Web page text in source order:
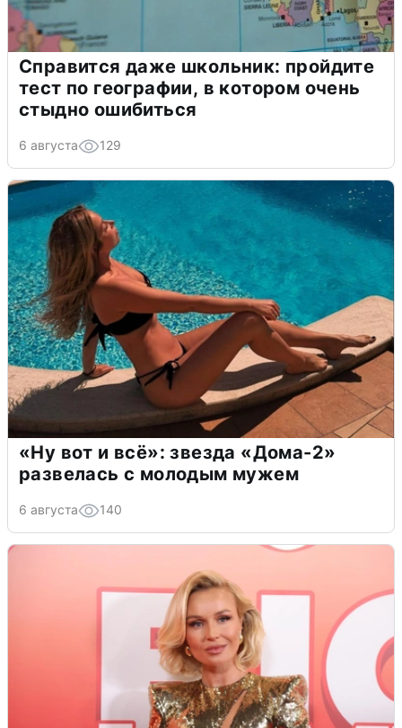
Справится даже школьник: пройдите
тест по географии, в котором очень
стыдно ошибиться
6 августа 129
«Ну вот и всё»: звезда «Дома-2»
развелась с молодым мужем
6 августа 140